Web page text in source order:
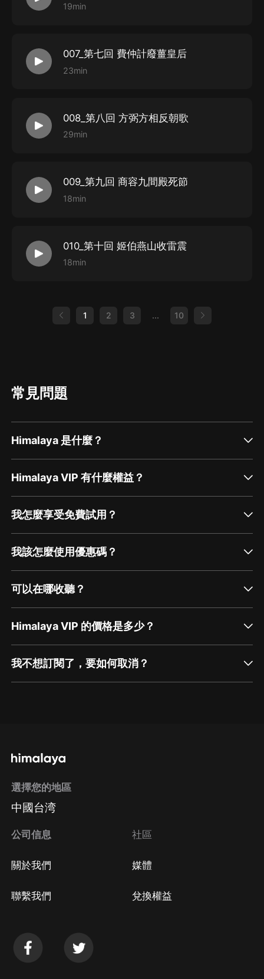
19min
007_第七回 費仲計廢薑皇后
23min
008_第八回 方弼方相反朝歌
29min
009_第九回 商容九間殿死節
18min
010_第十回 姬伯燕山收雷震
18min
1 2 3 ... 10
常見問題
Himalaya 是什麼？
Himalaya VIP 有什麼權益？
我怎麼享受免費試用？
我該怎麼使用優惠碼？
可以在哪收聽？
Himalaya VIP 的價格是多少？
我不想訂閱了，要如何取消？
方法 Google Play取消訂閱方法
選擇您的地區
中國台湾
公司信息
關於我們
聯繫我們
社區
媒體
兌換權益